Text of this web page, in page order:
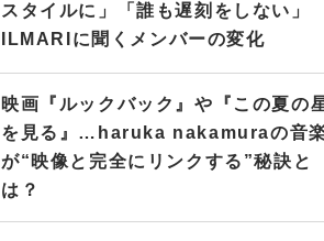
スタイルに」「誰も遅刻をしない」
ILMARIに聞くメンバーの変化
映画『ルックバック』や『この夏の
を見る』…haruka nakamuraの音
が“映像と完全にリンクする”秘訣と
は？